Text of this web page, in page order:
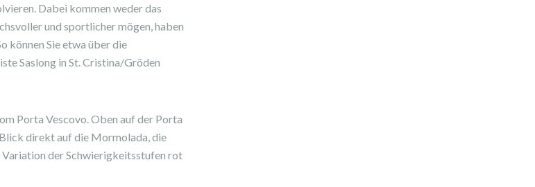
Dabei kommen weder das
und sportlicher mögen, haben
können Sie etwa über die
Saslong in St. Cristina/Gröden
Porta Vescovo. Oben auf der Porta
direkt auf die Mormolada, die
der Schwierigkeitsstufen rot